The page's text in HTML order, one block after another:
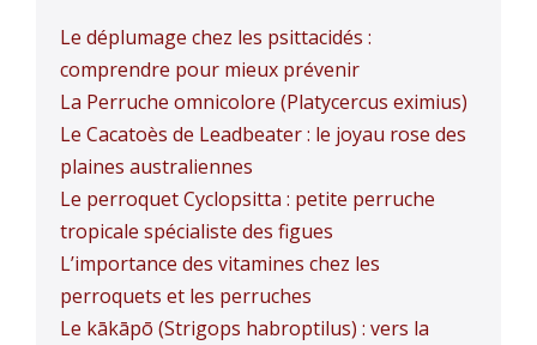
Le déplumage chez les psittacidés :
comprendre pour mieux prévenir
La Perruche omnicolore (Platycercus eximius)
Le Cacatoès de Leadbeater : le joyau rose des
plaines australiennes
Le perroquet Cyclopsitta : petite perruche
tropicale spécialiste des figues
L’importance des vitamines chez les
perroquets et les perruches
Le kākāpō (Strigops habroptilus) : vers la